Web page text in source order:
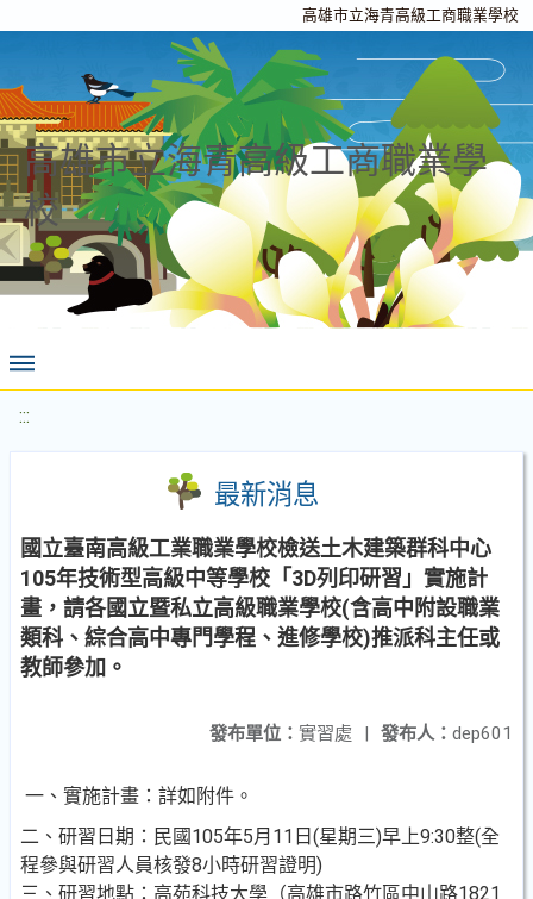
高雄市立海青高級工商職業學校
高雄市立海青高級工商職業學
校
:::
最新消息
國立臺南高級工業職業學校檢送土木建築群科中心
105年技術型高級中等學校「3D列印研習」實施計
畫，請各國立暨私立高級職業學校(含高中附設職業
類科、綜合高中專門學程、進修學校)推派科主任或
教師參加。
發布人： dep601
發布單位： 實習處 |
一、實施計畫：詳如附件。
二、研習日期：民國105年5月11日(星期三)早上9:30整(全
程參與研習人員核發8小時研習證明)
三、研習地點：高苑科技大學（高雄市路竹區中山路1821